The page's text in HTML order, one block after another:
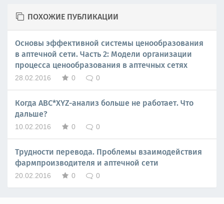
ПОХОЖИЕ ПУБЛИКАЦИИ
Основы эффективной системы ценообразования
в аптечной сети. Часть 2: Модели организации
процесса ценообразования в аптечных сетях
28.02.2016 0 0
Когда ABC*XYZ-анализ больше не работает. Что
дальше?
10.02.2016 0 0
Трудности перевода. Проблемы взаимодействия
фармпроизводителя и аптечной сети
20.02.2016 0 0